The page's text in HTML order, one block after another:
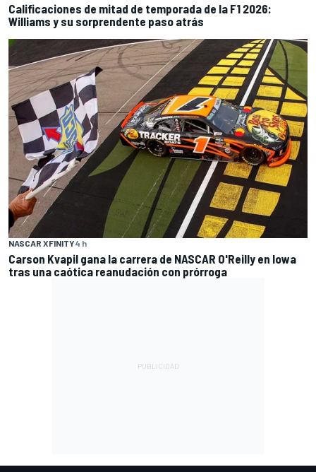
Calificaciones de mitad de temporada de la F1 2026:
Williams y su sorprendente paso atrás
NASCAR XFINITY4 h
Carson Kvapil gana la carrera de NASCAR O'Reilly en Iowa
tras una caótica reanudación con prórroga